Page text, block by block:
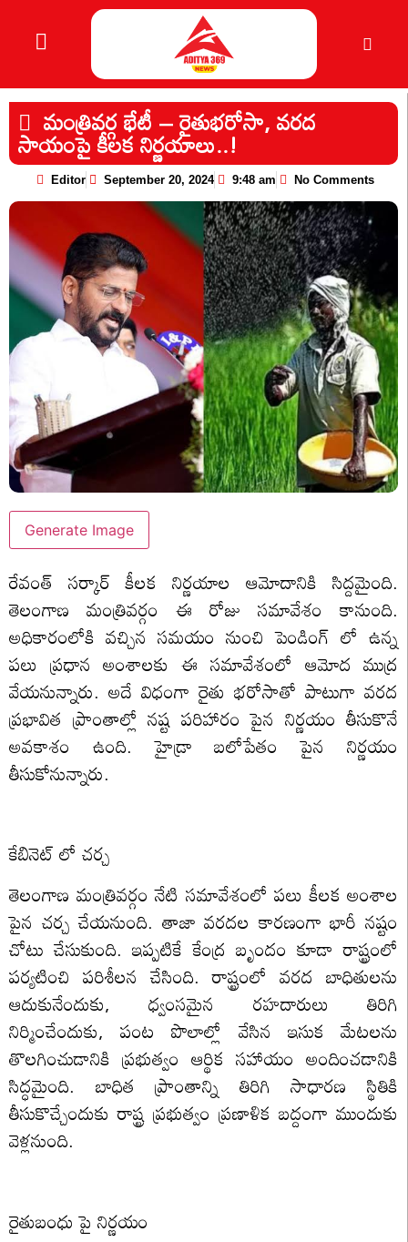
మంత్రివర్గ భేటీ – రైతుభరోసా, వరద
సాయంపై కీలక నిర్ణయాలు..!
Editor September 20, 2024 9:48 am No Comments
Generate Image
రేవంత్ సర్కార్ కీలక నిర్ణయాల ఆమోదానికి సిద్దమైంది.
తెలంగాణ మంత్రివర్గం ఈ రోజు సమావేశం కానుంది.
అధికారంలోకి వచ్చిన సమయం నుంచి పెండింగ్ లో ఉన్న
పలు ప్రధాన అంశాలకు ఈ సమావేశంలో ఆమోద ముద్ర
వేయనున్నారు. అదే విధంగా రైతు భరోసాతో పాటుగా వరద
ప్రభావిత ప్రాంతాల్లో నష్ట పరిహారం పైన నిర్ణయం తీసుకొనే
అవకాశం ఉంది. హైడ్రా బలోపేతం పైన నిర్ణయం
తీసుకోనున్నారు.
కేబినెట్ లో చర్చ
తెలంగాణ మంత్రివర్గం నేటి సమావేశంలో పలు కీలక అంశాల
పైన చర్చ చేయనుంది. తాజా వరదల కారణంగా భారీ నష్టం
చోటు చేసుకుంది. ఇప్పటికే కేంద్ర బృందం కూడా రాష్ట్రంలో
పర్యటించి పరిశీలన చేసింది. రాష్ట్రంలో వరద బాధితులను
ఆదుకునేందుకు, ధ్వంసమైన రహదారులు తిరిగి
నిర్మించేందుకు, పంట పొలాల్లో వేసిన ఇసుక మేటలను
తొలగించుడానికి ప్రభుత్వం ఆర్థిక సహాయం అందించడానికి
సిద్ధమైంది. బాధిత ప్రాంతాన్ని తిరిగి సాధారణ స్థితికి
తీసుకొచ్చేందుకు రాష్ట్ర ప్రభుత్వం ప్రణాళిక బద్దంగా ముందుకు
వెళ్లనుంది.
రైతుబంధు పై నిర్ణయం